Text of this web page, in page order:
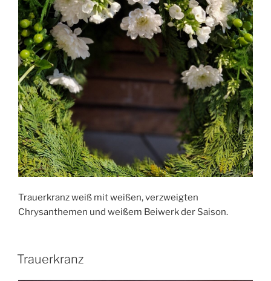
Trauerkranz weiß mit weißen, verzweigten
Chrysanthemen und weißem Beiwerk der Saison.
Trauerkranz